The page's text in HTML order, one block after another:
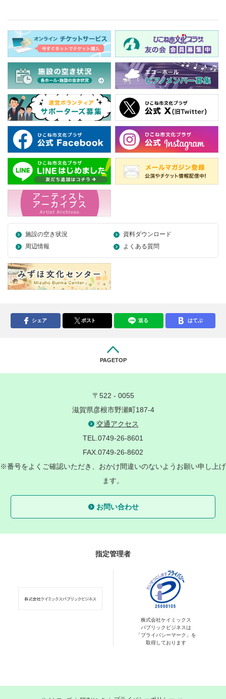
施設の空き状況
資料ダウンロード
周辺情報
よくある質問
シェア ポスト 送る はてぶ
PAGETOP
〒522 - 0055
滋賀県彦根市野瀬町187-4
交通アクセス
TEL.0749-26-8601
FAX.0749-26-8602
※番号をよくご確認いただき、おかけ間違いのないようお願い申し上げ
ます。
お問い合わせ
指定管理者
株式会社ケイミックス
パブリックビジネスは
「プライバシーマーク」を
取得しております